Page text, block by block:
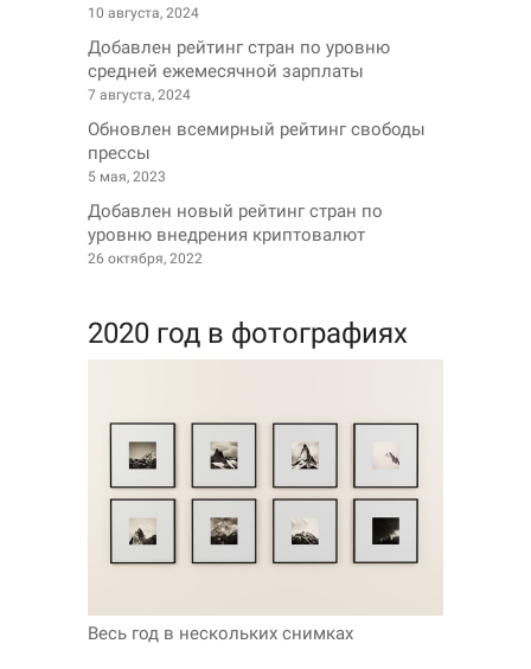
10 августа, 2024
Добавлен рейтинг стран по уровню
средней ежемесячной зарплаты
7 августа, 2024
Обновлен всемирный рейтинг свободы
прессы
5 мая, 2023
Добавлен новый рейтинг стран по
уровню внедрения криптовалют
26 октября, 2022
2020 год в фотографиях
Весь год в нескольких снимках